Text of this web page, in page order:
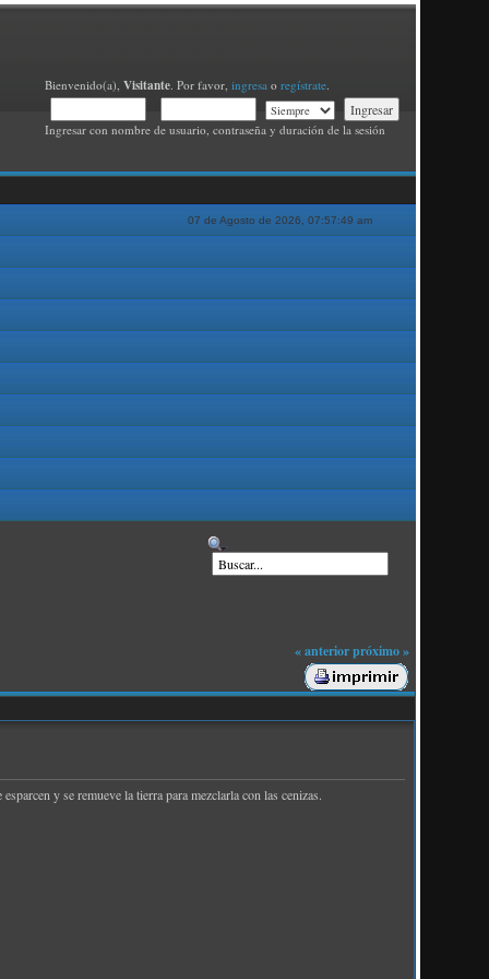
Bienvenido(a), Visitante. Por favor, ingresao regístrate.
Ingresar con nombre de usuario, contraseña y duración de la sesión
07 de Agosto de 2026, 07:57:49 am
« anteriorpróximo »
y se remueve la tierra para mezclarla con las cenizas.